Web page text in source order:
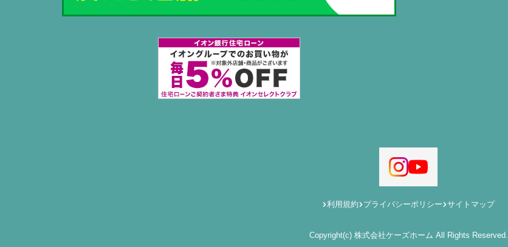
利用規約 プライバシーポリシー サイトマップ
Copyright(c) 株式会社ケーズホーム All Rights Reserved.